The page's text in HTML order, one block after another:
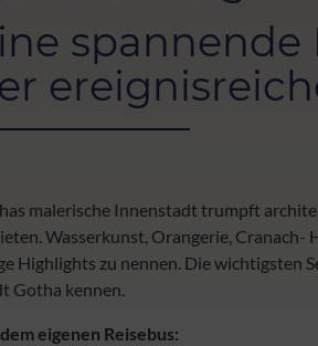
spannende
malerische Innenstadt trumpft
Wasserkunst, Orangerie,
Highlights zu nennen. Die wichtigsten
Gotha kennen.
eigenen Reisebus: